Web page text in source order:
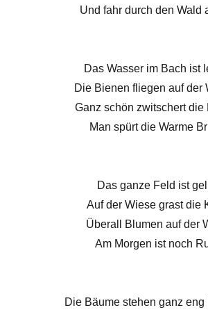
Und fahr durch den Wald
Das Wasser im Bach ist
Die Bienen fliegen auf der
Ganz schön zwitschert die
Man spürt die Warme
Das ganze Feld ist
Auf der Wiese grast die
Überall Blumen auf der
Am Morgen ist noch
Die Bäume stehen ganz eng